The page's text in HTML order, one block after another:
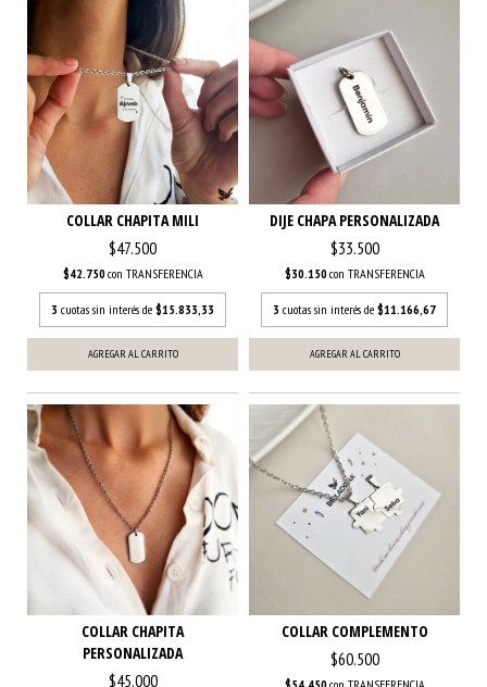
COLLAR CHAPITA MILI
$47.500
$42.750con TRANSFERENCIA
3 cuotas sin interés de $15.833,33
AGREGAR AL CARRITO
DIJE CHAPA PERSONALIZADA
$33.500
$30.150con TRANSFERENCIA
3 cuotas sin interés de $11.166,67
AGREGAR AL CARRITO
COLLAR CHAPITA
PERSONALIZADA
$45.000
COLLAR COMPLEMENTO
$60.500